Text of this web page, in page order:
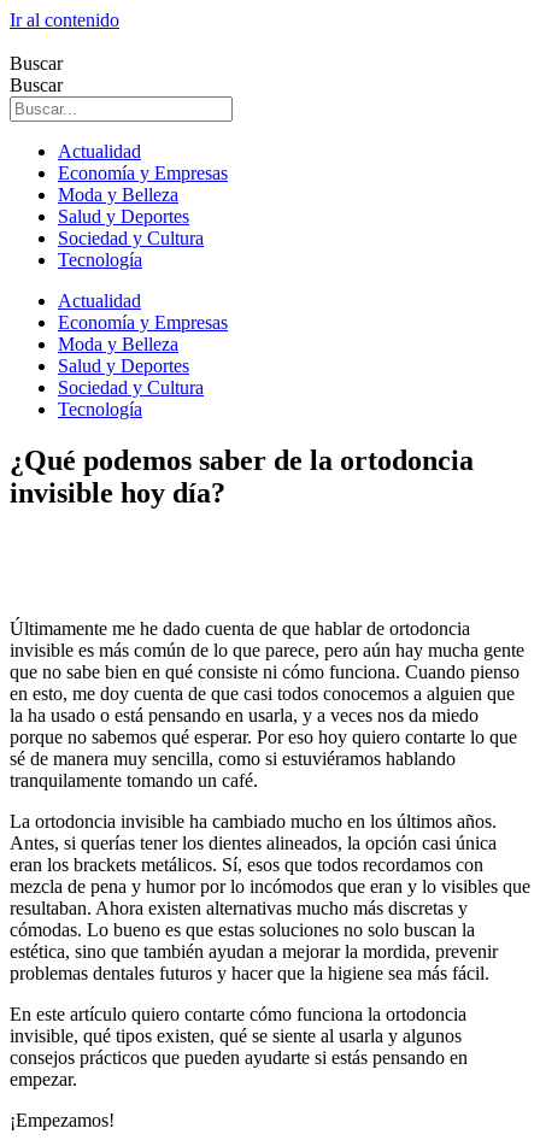
Ir al contenido
Buscar
Buscar
Actualidad
Economía y Empresas
Moda y Belleza
Salud y Deportes
Sociedad y Cultura
Tecnología
Actualidad
Economía y Empresas
Moda y Belleza
Salud y Deportes
Sociedad y Cultura
Tecnología
¿Qué podemos saber de la ortodoncia
invisible hoy día?
Últimamente me he dado cuenta de que hablar de ortodoncia
invisible es más común de lo que parece, pero aún hay mucha gente
que no sabe bien en qué consiste ni cómo funciona. Cuando pienso
en esto, me doy cuenta de que casi todos conocemos a alguien que
la ha usado o está pensando en usarla, y a veces nos da miedo
porque no sabemos qué esperar. Por eso hoy quiero contarte lo que
sé de manera muy sencilla, como si estuviéramos hablando
tranquilamente tomando un café.
La ortodoncia invisible ha cambiado mucho en los últimos años.
Antes, si querías tener los dientes alineados, la opción casi única
eran los brackets metálicos. Sí, esos que todos recordamos con
mezcla de pena y humor por lo incómodos que eran y lo visibles que
resultaban. Ahora existen alternativas mucho más discretas y
cómodas. Lo bueno es que estas soluciones no solo buscan la
estética, sino que también ayudan a mejorar la mordida, prevenir
problemas dentales futuros y hacer que la higiene sea más fácil.
En este artículo quiero contarte cómo funciona la ortodoncia
invisible, qué tipos existen, qué se siente al usarla y algunos
consejos prácticos que pueden ayudarte si estás pensando en
empezar.
¡Empezamos!